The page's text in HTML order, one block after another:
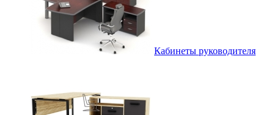
Кабинеты руководителя